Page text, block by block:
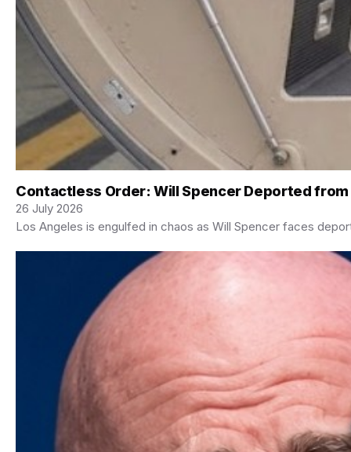
Contactless Order: Will Spencer Deported from
26 July 2026
Los Angeles is engulfed in chaos as Will Spencer faces